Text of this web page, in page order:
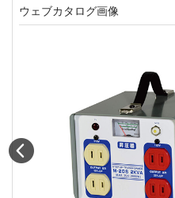
ウェブカタログ画像